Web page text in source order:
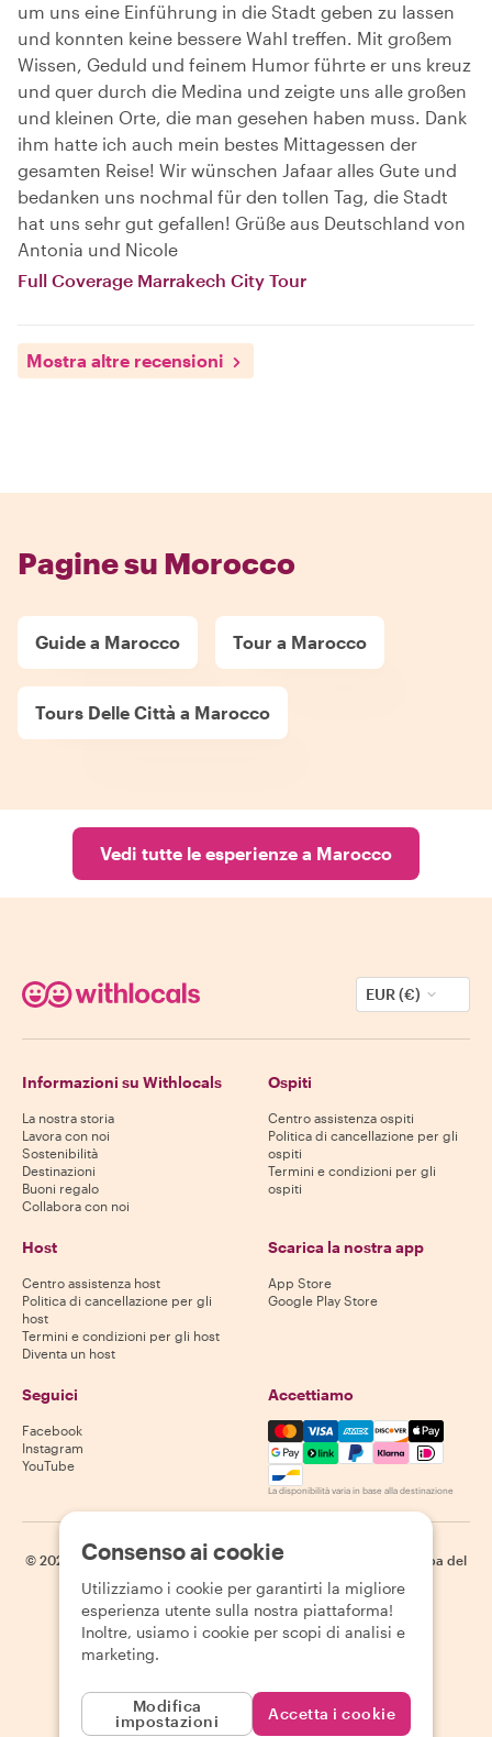
um uns eine Einführung in die Stadt geben zu lassen
und konnten keine bessere Wahl treffen. Mit großem
Wissen, Geduld und feinem Humor führte er uns kreuz
und quer durch die Medina und zeigte uns alle großen
und kleinen Orte, die man gesehen haben muss. Dank
ihm hatte ich auch mein bestes Mittagessen der
gesamten Reise! Wir wünschen Jafaar alles Gute und
bedanken uns nochmal für den tollen Tag, die Stadt
hat uns sehr gut gefallen! Grüße aus Deutschland von
Antonia und Nicole
Full Coverage Marrakech City Tour
Mostra altre recensioni
Pagine su Morocco
Guide a Marocco Tour a Marocco
Tours Delle Città a Marocco
Vedi tutte le esperienze a Marocco
EUR (€)
Informazioni su Withlocals
La nostra storia
Lavora con noi
Sostenibilità
Destinazioni
Buoni regalo
Collabora con noi
Ospiti
Centro assistenza ospiti
Politica di cancellazione per gli
ospiti
Termini e condizioni per gli
ospiti
Host
Centro assistenza host
Politica di cancellazione per gli
host
Termini e condizioni per gli host
Diventa un host
Scarica la nostra app
App Store
Google Play Store
Seguici
Facebook
Instagram
YouTube
Accettiamo
Mastercard, Visa, Amex,
La disponibilità varia in base alla destinazione
© 2026 Withlocals.com | Informativa sulla privacy
Mappa del
Consenso ai cookie
Utilizziamo i cookie per garantirti la migliore
esperienza utente sulla nostra piattaforma!
Inoltre, usiamo i cookie per scopi di analisi e
marketing.
Modifica
impostazioni
Accetta i cookie